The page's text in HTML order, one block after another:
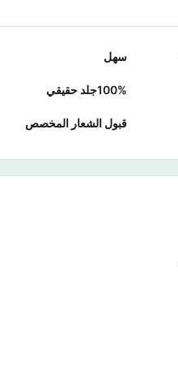
سهل
100%جلد حقيقي
قبول الشعار المخصص